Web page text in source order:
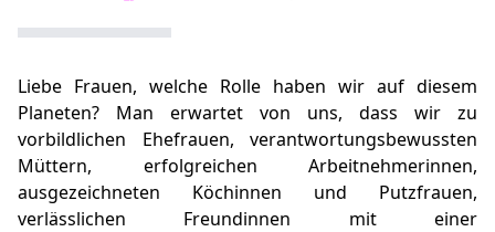
Liebe Frauen, welche Rolle haben wir auf diesem
Planeten? Man erwartet von uns, dass wir zu
vorbildlichen Ehefrauen, verantwortungsbewussten
Müttern, erfolgreichen Arbeitnehmerinnen,
ausgezeichneten Köchinnen und Putzfrauen,
verlässlichen Freundinnen mit einer